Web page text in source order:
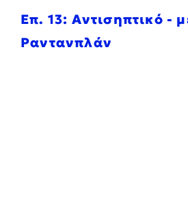
Επ. 13: Αντισηπτικό -
Ραντανπλάν